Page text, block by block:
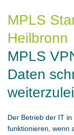
MPLS
Heilbronn
MPLS
Daten
Der Betrieb der IT
funktionieren, wenn